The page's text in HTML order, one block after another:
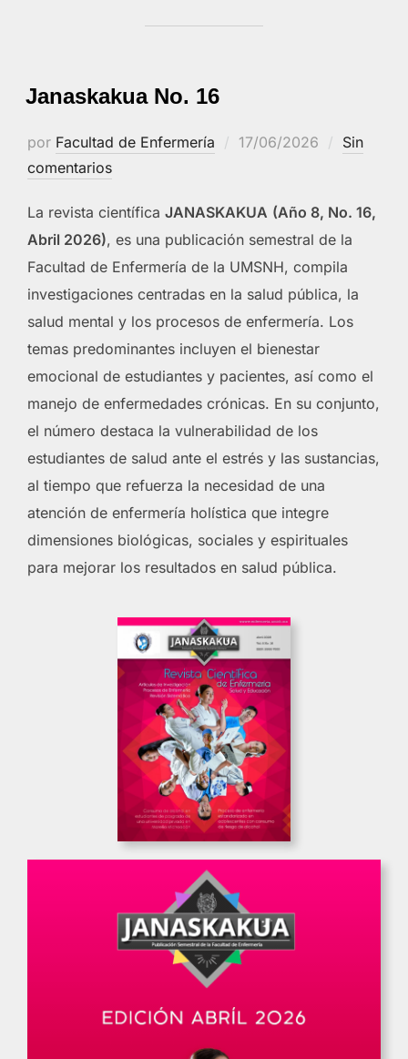
Janaskakua No. 16
por Facultad de Enfermería
Publicado
17/06/2026
Sin
comentarios
La revista científica JANASKAKUA (Año 8, No. 16,
Abril 2026), es una publicación semestral de la
Facultad de Enfermería de la UMSNH, compila
investigaciones centradas en la salud pública, la
salud mental y los procesos de enfermería. Los
temas predominantes incluyen el bienestar
emocional de estudiantes y pacientes, así como el
manejo de enfermedades crónicas. En su conjunto,
el número destaca la vulnerabilidad de los
estudiantes de salud ante el estrés y las sustancias,
al tiempo que refuerza la necesidad de una
atención de enfermería holística que integre
dimensiones biológicas, sociales y espirituales
para mejorar los resultados en salud pública.